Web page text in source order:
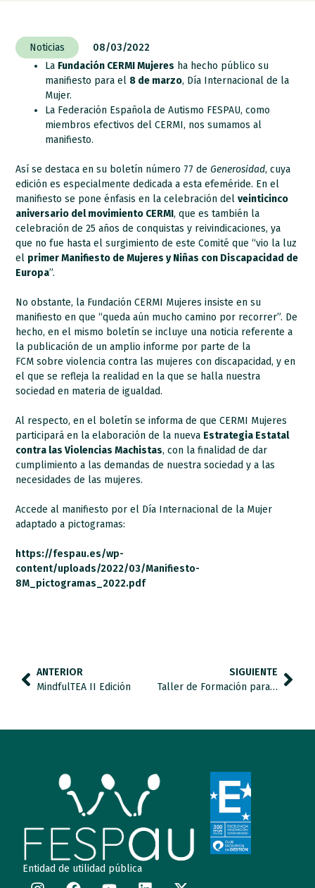
Noticias
08/03/2022
La Fundación CERMI Mujeres ha hecho público su
manifiesto para el 8 de marzo, Día Internacional de la
Mujer.
La Federación Española de Autismo FESPAU, como
miembros efectivos del CERMI, nos sumamos al
manifiesto.
Así se destaca en su boletín número 77 deGenerosidad, cuya
edición es especialmente dedicada a esta efeméride. En el
manifiesto se pone énfasis en la celebración delveinticinco
aniversario del movimiento CERMI, que es también la
celebración de 25 años de conquistas y reivindicaciones, ya
que no fue hasta el surgimiento de este Comité que “vio la luz
el primer Manifiesto de Mujeres y Niñas con Discapacidad de
Europa”.
No obstante, la Fundación CERMI Mujeres insiste en su
manifiesto en que “queda aún mucho camino por recorrer”. De
hecho, en el mismo boletín se incluye una noticia referente a
la publicación de un amplio informe por parte de la
FCM sobre violencia contra las mujeres con discapacidad, y en
el que se refleja la realidad en la que se halla nuestra
sociedad en materia de igualdad.
Al respecto, en el boletín se informa de que CERMI Mujeres
participará en la elaboración de la nueva Estrategia Estatal
contra las Violencias Machistas, con la finalidad de dar
cumplimiento a las demandas de nuestra sociedad y a las
necesidades de las mujeres.
Accede al manifiesto por el Día Internacional de la Mujer
adaptado a pictogramas:
https://fespau.es/wp-
content/uploads/2022/03/Manifiesto-
8M_pictogramas_2022.pdf
ANTERIOR
MindfulTEA II Edición
SIGUIENTE
Taller de Formación para Familias II Edición
Entidad de utilidad pública